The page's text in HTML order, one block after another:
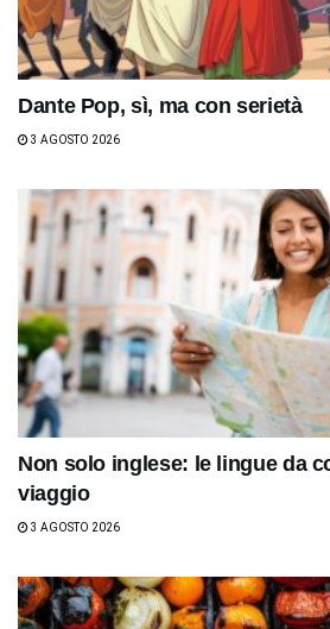
Dante Pop, sì, ma con serietà
3 AGOSTO 2026
Non solo inglese: le lingue da
viaggio
3 AGOSTO 2026